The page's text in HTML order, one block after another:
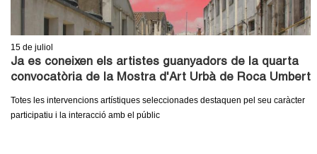
15 de juliol
Ja es coneixen els artistes guanyadors de la quarta
convocatòria de la Mostra d'Art Urbà de Roca Umbert
Totes les intervencions artístiques seleccionades destaquen pel seu caràcter
participatiu i la interacció amb el públic